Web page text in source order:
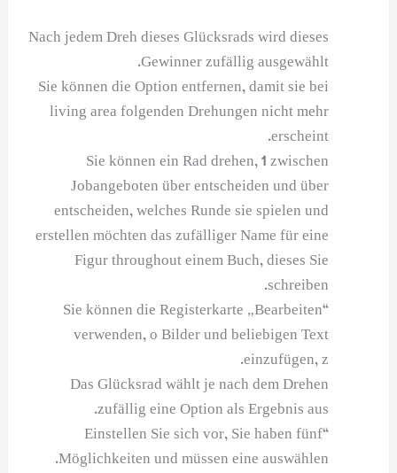
Nach jedem Dreh dieses Glücksrads wird dieses
Gewinner zufällig ausgewählt.
Sie können die Option entfernen, damit sie bei
living area folgenden Drehungen nicht mehr
erscheint.
Sie können ein Rad drehen, 1 zwischen
Jobangeboten über entscheiden und über
entscheiden, welches Runde sie spielen und
erstellen möchten das zufälliger Name für eine
Figur throughout einem Buch, dieses Sie
schreiben.
Sie können die Registerkarte „Bearbeiten“
verwenden, o Bilder und beliebigen Text
einzufügen, z.
Das Glücksrad wählt je nach dem Drehen
zufällig eine Option als Ergebnis aus.
“Einstellen Sie sich vor, Sie haben fünf
Möglichkeiten und müssen eine auswählen.